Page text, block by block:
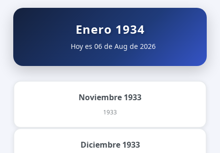
Enero 1934
Hoy es 06 de Aug de 2026
Noviembre 1933
1933
Diciembre 1933